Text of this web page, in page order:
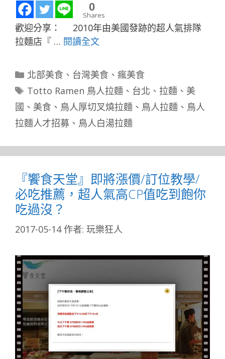
0
Shares
歡迎分享： 2010年由美國發跡的超人氣排隊
拉麵店『 … 閱讀全文
分
類
北部美食、 台灣美食、 瘋美食
標
籤
Totto Ramen 鳥人拉麵 、 台北 、 拉麵 、 美
國 、 美食 、 鳥人厚切叉燒拉麵 、 鳥人拉麵 、 鳥人
拉麵人才招募 、 鳥人白湯拉麵
『饗食天堂』即將漲價/訂位教學/
必吃推薦，超人氣高CP值吃到飽你
吃過沒？
2017-05-14 作者: 玩樂狂人